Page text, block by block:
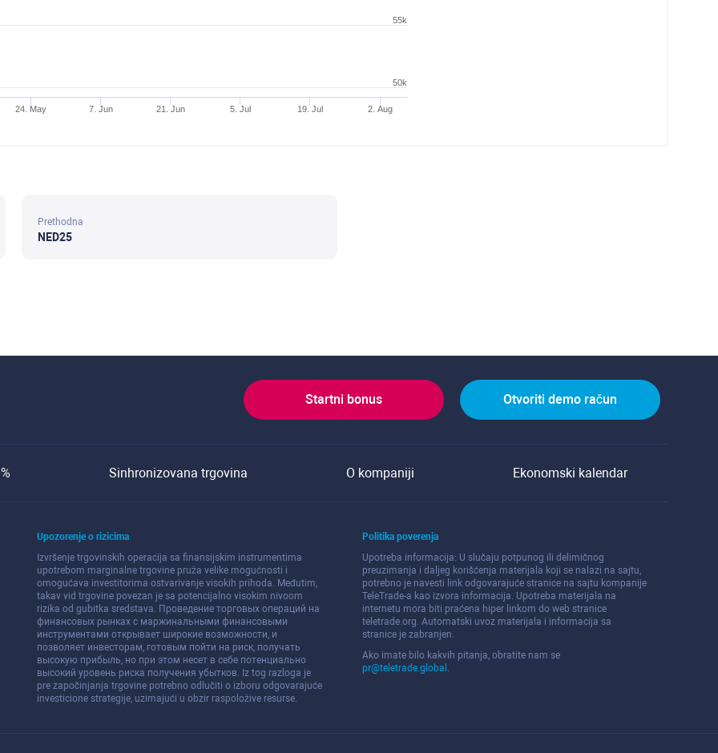
24. May 7. Jun 21. Jun 5. Jul 19. Jul 2. Aug
50k
55k
Prethodna
NED25
Startni bonus Otvoriti demo račun
Sinhronizovana trgovina O kompaniji Ekonomski kalendar
Upozorenje o rizicima
Izvršenje trgovinskih operacija sa finansijskim instrumentima
upotrebom marginalne trgovine pruža velike mogućnosti i
omogućava investitorima ostvarivanje visokih prihoda. Međutim,
takav vid trgovine povezan je sa potencijalno visokim nivoom
rizika od gubitka sredstava. Проведение торговых операций на
финанcовых рынках c маржинальными финанcовыми
инcтрументами открывает широкие возможноcти, и
позволяет инвеcторам, готовым пойти на риcк, получать
выcокую прибыль, но при этом неcет в cебе потенциально
выcокий уровень риcка получения убытков. Iz tog razloga je
pre započinjanja trgovine potrebno odlučiti o izboru odgovarajuće
investicione strategije, uzimajući u obzir raspoložive resurse.
Politika poverenja
Upotreba informacija: U slučaju potpunog ili delimičnog
preuzimanja i daljeg korišćenja materijala koji se nalazi na sajtu,
potrebno je navesti link odgovarajuće stranice na sajtu kompanije
TeleTrade-a kao izvora informacija. Upotreba materijala na
internetu mora biti praćena hiper linkom do web stranice
teletrade.org. Automatski uvoz materijala i informacija sa
stranice je zabranjen.
Ako imate bilo kakvih pitanja, obratite nam se
pr@teletrade.global .